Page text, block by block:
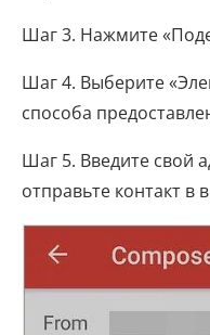
Шаг 3. Нажмите
Шаг 4. Выберите
способа
Шаг 5. Введите свой
отправьте контакт в